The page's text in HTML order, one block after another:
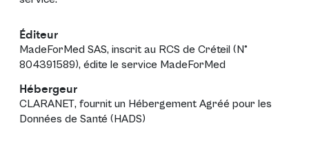
Éditeur
MadeForMed SAS, inscrit au RCS de Créteil (N°
804391589), édite le service MadeForMed
Hébergeur
CLARANET, fournit un Hébergement Agréé pour les
Données de Santé (HADS)